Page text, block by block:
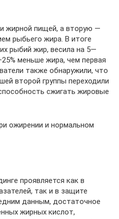
жирной пищей, а вторую —
рыбьего жира. В итоге
рыбий жир, весила на 5—
меньше жира, чем первая
также обнаружили, что
второй группы переходили
сжигать жировые
ожирении и нормальном
проявляется как в
так и в защите
данным, достаточное
жирных кислот,